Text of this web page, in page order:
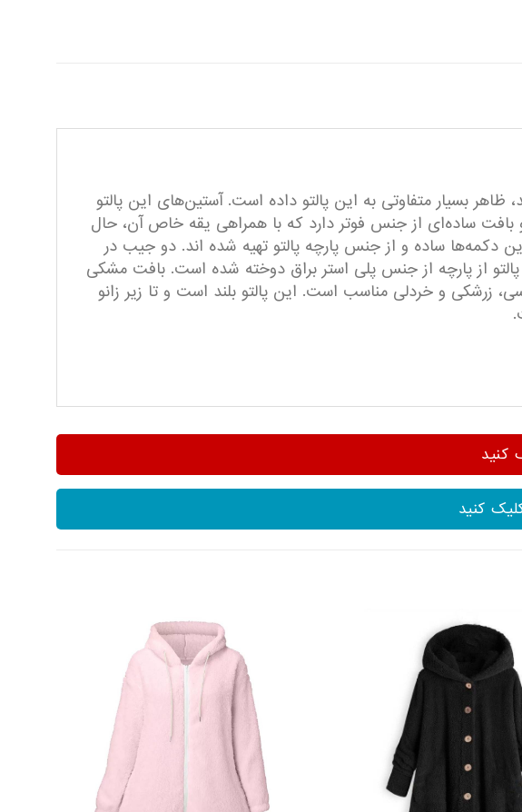
بسیار متفاوتی به این پالتو داده است. آستین‌های این پالتو
بافت ساده‌ای از جنس فوتر دارد که با همراهی یقه خاص آن، حال
دکمه‌ها ساده و از جنس پارچه پالتو تهیه شده اند. دو جیب در
از پارچه از جنس پلی استر براق دوخته شده است. بافت مشکی
زرشکی و خردلی مناسب است. این پالتو بلند است و تا زیر زانو
کنید
کنید